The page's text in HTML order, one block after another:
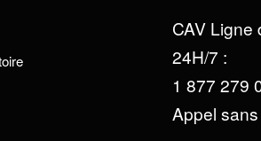
CAV Ligne
24H/7 :
1 877 279
Appel